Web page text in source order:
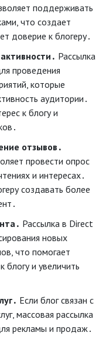
поддерживать
что создает
доверие к блогеру․
Рассылка
проведения
которые
аудитории․
к блогу и
отзывов․
провести опрос
и интересах․
создавать более
Рассылка в Direct
новых
что помогает
блогу и увеличить
Если блог связан с
массовая рассылка
рекламы и продаж․